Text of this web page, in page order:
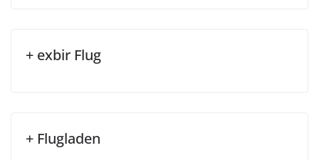
+ exbir Flug
+ Flugladen